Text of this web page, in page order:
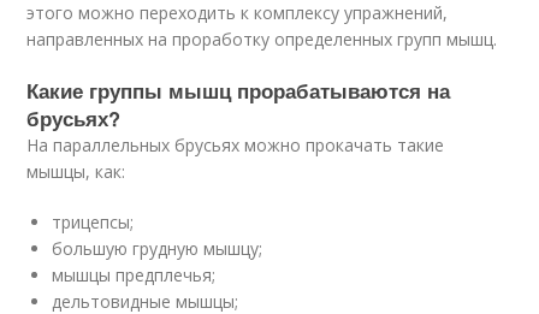
этого можно переходить к комплексу упражнений,
направленных на проработку определенных групп мышц.
Какие группы мышц прорабатываются на
брусьях?
На параллельных брусьях можно прокачать такие
мышцы, как:
трицепсы;
большую грудную мышцу;
мышцы предплечья;
дельтовидные мышцы;